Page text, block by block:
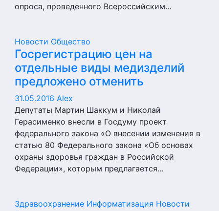
опроса, проведенного Всероссийским…
Новости Общество
Госрегистрацию цен на
отдельные виды медизделий
предложено отменить
31.05.2016 Alex
Депутаты Мартин Шаккум и Николай
Герасименко внесли в Госдуму проект
федерального закона «О внесении изменения в
статью 80 Федерального закона «Об основах
охраны здоровья граждан в Российской
Федерации», которым предлагается…
Здравоохранение Информатизация Новости